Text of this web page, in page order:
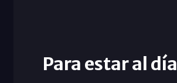
Para estar al día